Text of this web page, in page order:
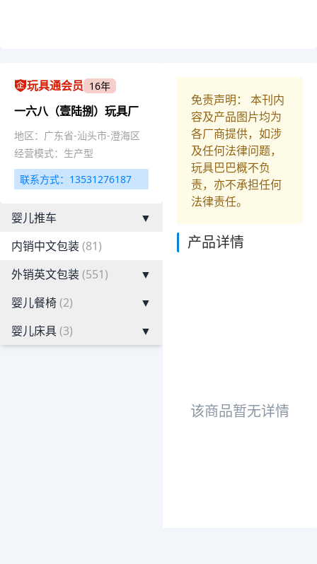
玩具通会员 16年
一六八（壹陆捌）玩具厂
地区：广东省-汕头市-澄海区
经营模式：生产型
联系方式：13531276187
婴儿推车
▼
内销中文包装(81)
外销英文包装(551)
▼
婴儿餐椅(2)
▼
婴儿床具(3) ▼
免责声明： 本刊内
容及产品图片均为
各厂商提供，如涉
及任何法律问题，
玩具巴巴概不负
责，亦不承担任何
法律责任。
产品详情
该商品暂无详情